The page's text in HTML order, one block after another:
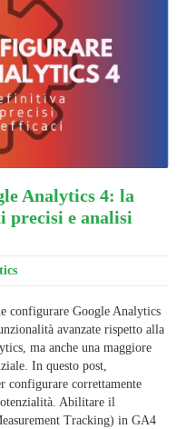
Analytics 4: la
precisi e analisi
configurare Google Analytics
avanzate rispetto alla
ma anche una maggiore
In questo post,
configurare correttamente
Abilitare il
Tracking) in GA4